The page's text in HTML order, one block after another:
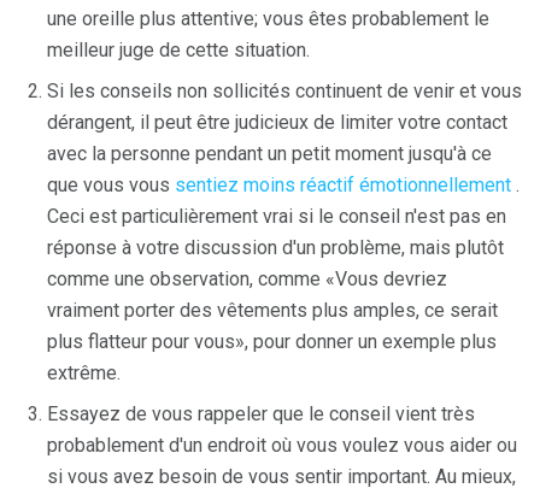
une oreille plus attentive; vous êtes probablement le
meilleur juge de cette situation.
Si les conseils non sollicités continuent de venir et vous
dérangent, il peut être judicieux de limiter votre contact
avec la personne pendant un petit moment jusqu'à ce
que vous vous sentiez moins réactif émotionnellement .
Ceci est particulièrement vrai si le conseil n'est pas en
réponse à votre discussion d'un problème, mais plutôt
comme une observation, comme «Vous devriez
vraiment porter des vêtements plus amples, ce serait
plus flatteur pour vous», pour donner un exemple plus
extrême.
Essayez de vous rappeler que le conseil vient très
probablement d'un endroit où vous voulez vous aider ou
si vous avez besoin de vous sentir important. Au mieux,